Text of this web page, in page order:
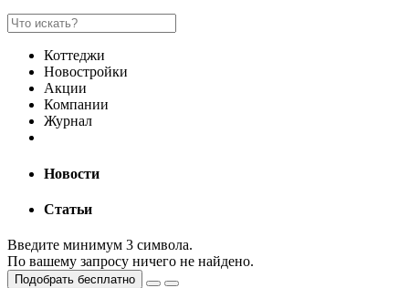
Коттеджи
Новостройки
Акции
Компании
Журнал
Новости
Статьи
Введите минимум 3 символа.
По вашему запросу ничего не найдено.
Подобрать бесплатно